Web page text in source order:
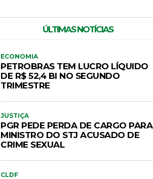
ÚLTIMAS NOTÍCIAS
ECONOMIA
PETROBRAS TEM LUCRO LÍQUIDO
DE R$ 52,4 BI NO SEGUNDO
TRIMESTRE
JUSTIÇA
PGR PEDE PERDA DE CARGO PARA
MINISTRO DO STJ ACUSADO DE
CRIME SEXUAL
CLDF